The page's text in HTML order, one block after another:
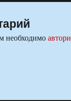
необходимо